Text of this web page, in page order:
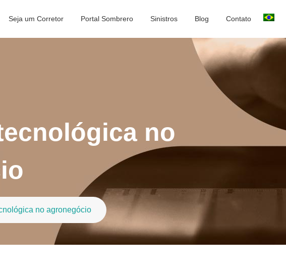
Seja um Corretor Portal Sombrero Sinistros Blog Contato
no
no agronegócio